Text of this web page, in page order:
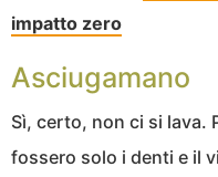
impatto zero
Asciugamano
Sì, certo, non ci si lava.
fossero solo i denti e il